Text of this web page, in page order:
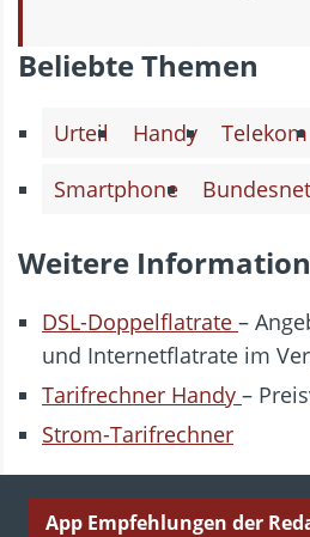
Beliebte Themen
Urteil Handy Telekom
Smartphone
Weitere
DSL-Doppelflatrate –
und Internetflatrate im
Tarifrechner Handy –
Strom-Tarifrechner
App Empfehlungen der